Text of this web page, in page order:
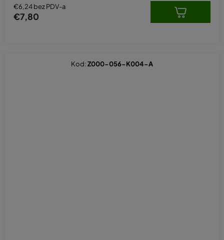
€6,24 bez PDV-a
€7,80
Kod:Z000-056-K004-A